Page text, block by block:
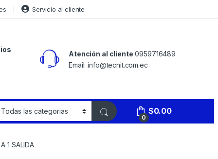
Servicio al cliente
Atención al cliente 0959716489
Email: info@tecnit.com.ec
0
$0.00
1 SALIDA